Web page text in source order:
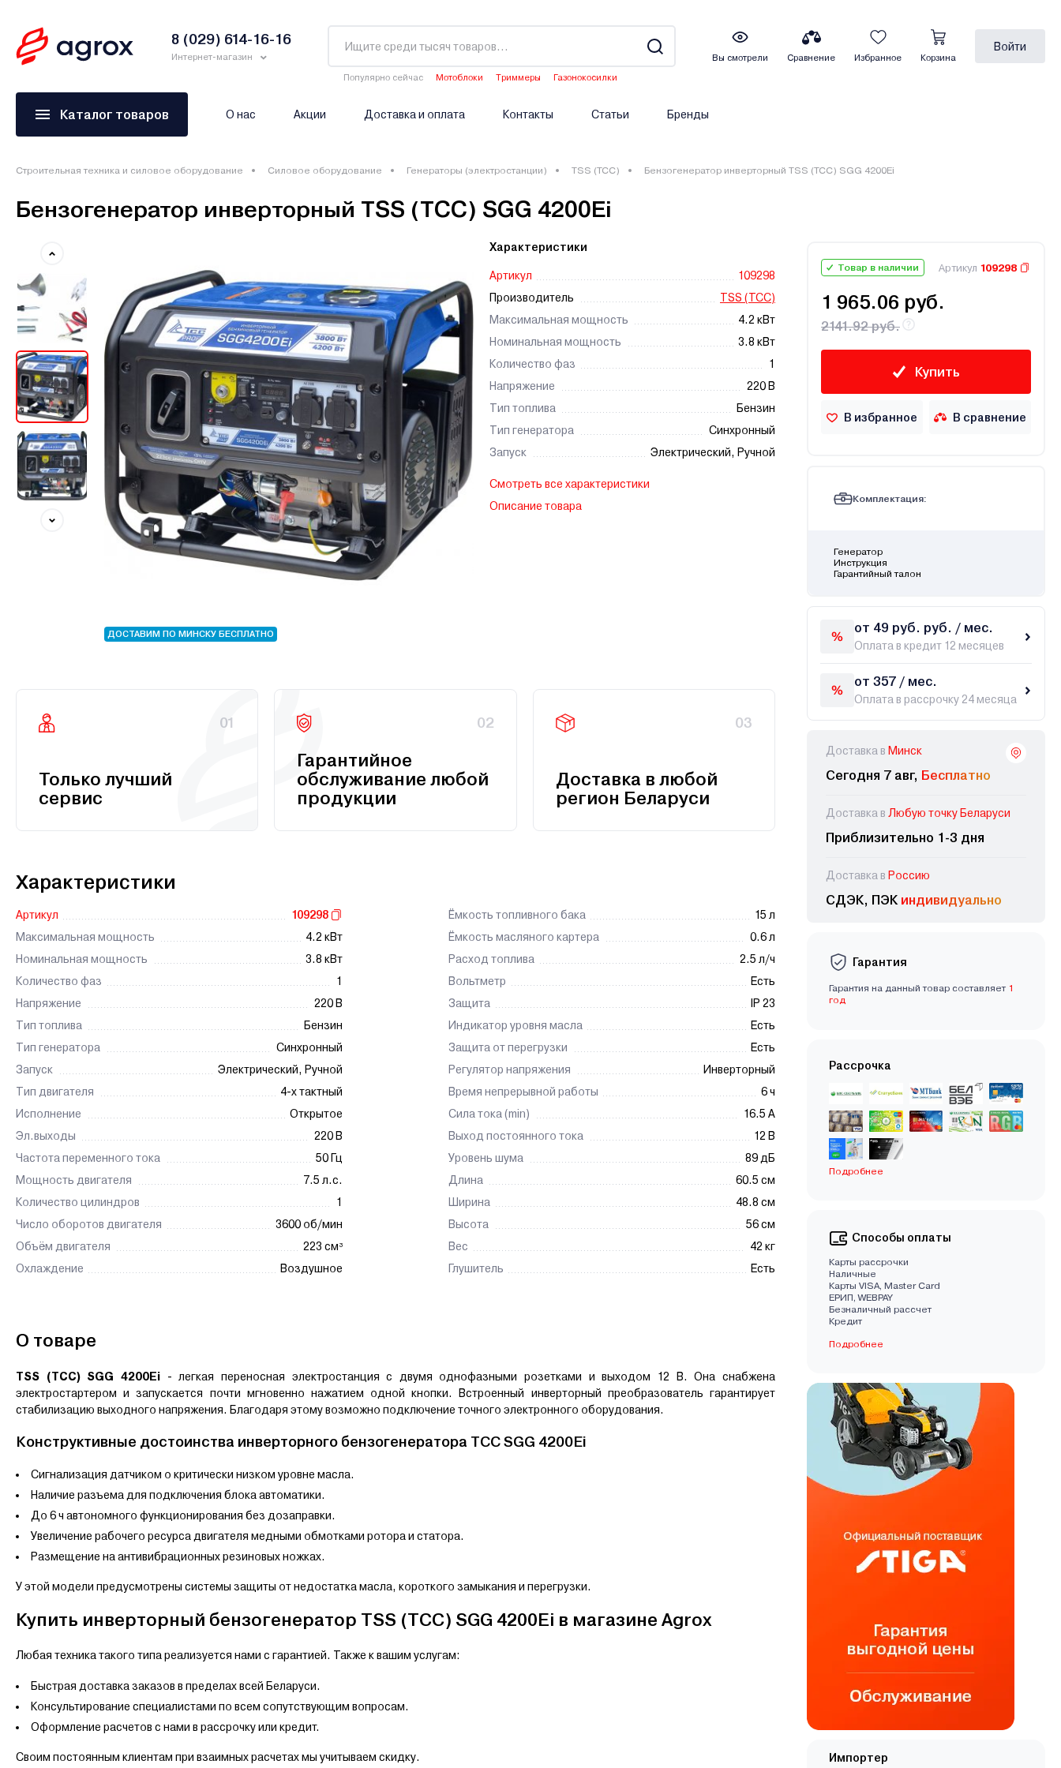
8 (029) 614-16-16
Интернет-магазин
Популярно сейчас Мотоблоки Триммеры
Газонокосилки
Вы смотрели Сравнение Избранное Корзина
Войти
Каталог товаров О нас Акции Доставка и оплата Контакты Статьи Бренды
Строительная техника и силовое оборудование Силовое оборудование Генераторы (электростанции) TSS (ТСС) Бензогенератор инверторный TSS (TCC) SGG 4200Ei
Бензогенератор инверторный TSS (TCC) SGG 4200Ei
ДОСТАВИМ ПО МИНСКУ БЕСПЛАТНО
Характеристики
Артикул
109298
Производитель
TSS (ТСС)
Максимальная мощность
4.2 кВт
Номинальная мощность
3.8 кВт
Количество фаз
1
Напряжение
220 В
Тип топлива
Бензин
Тип генератора
Синхронный
Запуск
Электрический, Ручной
Смотреть все характеристики
Описание товара
01
Только лучший
сервис
02
Гарантийное
обслуживание любой
продукции
03
Доставка в любой
регион Беларуси
Характеристики
Артикул
109298
Максимальная мощность
4.2 кВт
Номинальная мощность
3.8 кВт
Количество фаз
1
Напряжение
220 В
Тип топлива
Бензин
Тип генератора
Синхронный
Запуск
Электрический, Ручной
Тип двигателя
4-х тактный
Исполнение
Открытое
Эл.выходы
220 В
Частота переменного тока
50 Гц
Мощность двигателя
7.5 л.с.
Количество цилиндров
1
Число оборотов двигателя
3600 об/мин
Объём двигателя
223 см³
Охлаждение
Воздушное
Ёмкость топливного бака
15 л
Ёмкость масляного картера
0.6 л
Расход топлива
2.5 л/ч
Вольтметр
Есть
Защита
IP 23
Индикатор уровня масла
Есть
Защита от перегрузки
Есть
Регулятор напряжения
Инверторный
Время непрерывной работы
6 ч
Сила тока (min)
16.5 А
Выход постоянного тока
12 В
Уровень шума
89 дБ
Длина
60.5 см
Ширина
48.8 см
Высота
56 см
Вес
42 кг
Глушитель
Есть
О товаре
TSS (TCC) SGG 4200Ei- легкая переносная электростанция с двумя однофазными розетками и выходом 12 В. Она снабжена
электростартером и запускается почти мгновенно нажатием одной кнопки. Встроенный инверторный преобразователь гарантирует
стабилизацию выходного напряжения. Благодаря этому возможно подключение точного электронного оборудования.
Конструктивные достоинства инверторного бензогенератора TCC SGG 4200Ei
Сигнализация датчиком о критически низком уровне масла.
Наличие разъема для подключения блока автоматики.
До 6 ч автономного функционирования без дозаправки.
Увеличение рабочего ресурса двигателя медными обмотками ротора и статора.
Размещение на антивибрационных резиновых ножках.
У этой модели предусмотрены системы защиты от недостатка масла, короткого замыкания и перегрузки.
Купить инверторный бензогенератор TSS (TCC) SGG 4200Ei в магазине Agrox
Любая техника такого типа реализуется нами с гарантией. Также к вашим услугам:
Быстрая доставка заказов в пределах всей Беларуси.
Консультирование специалистами по всем сопутствующим вопросам.
Оформление расчетов с нами в рассрочку или кредит.
Своим постоянным клиентам при взаимных расчетах мы учитываем скидку.
Товар в наличии Артикул 109298
1 965.06 руб.
2141.92 руб.
Купить
В избранное В сравнение
Комплектация:
Генератор
Инструкция
Гарантийный талон
от 49 руб. руб. / мес.
Оплата в кредит 12 месяцев
от 357 / мес.
Оплата в рассрочку 24 месяца
Доставка в Минск
Сегодня 7 авг, Бесплатно
Доставка в Любую точку Беларуси
Приблизительно 1-3 дня
Доставка в Россию
СДЭК, ПЭК индивидуально
Гарантия
Гарантия на данный товар составляет 1
год
Рассрочка
Подробнее
Способы оплаты
Карты рассрочки
Наличные
Карты VISA, Master Card
EРИП, WEBPAY
Безналичный рассчет
Кредит
Подробнее
Импортер